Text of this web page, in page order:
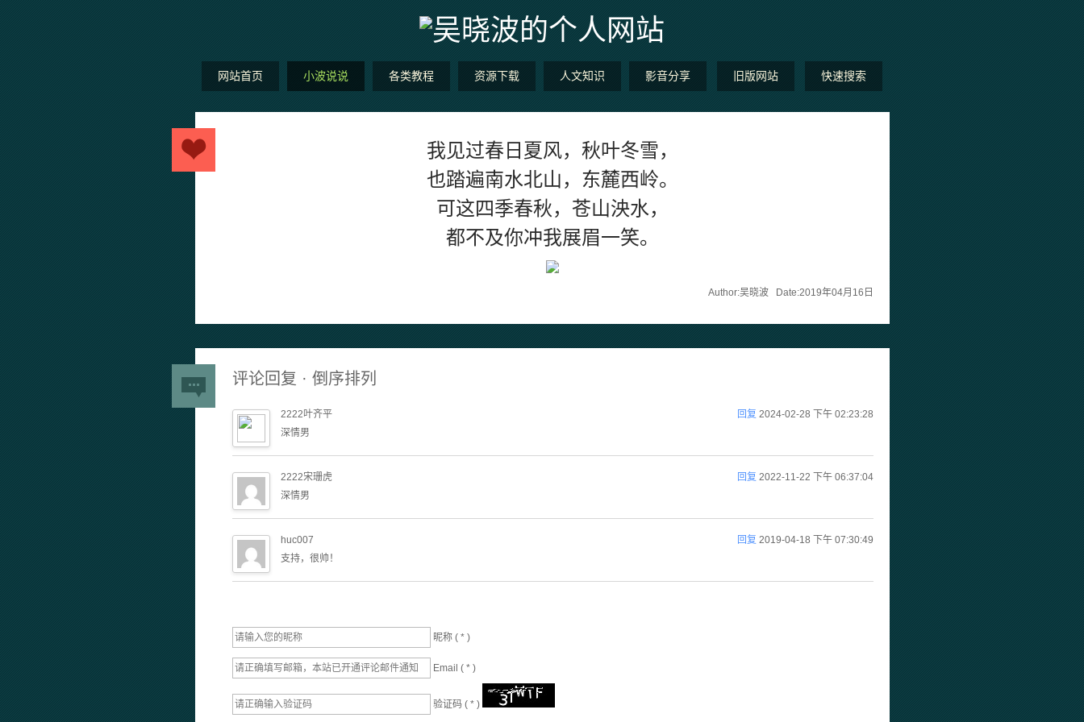
网站首页 小波说说 各类教程 资源下载 人文知识 影音分享 旧版网站 快速搜索
我见过春日夏风，秋叶冬雪，
也踏遍南水北山，东麓西岭。
可这四季春秋，苍山泱水，
都不及你冲我展眉一笑。
Author:吴晓波 Date:2019年04月16日
评论回复 · 倒序排列
回复 2024-02-28 下午 02:23:28
2222叶齐平
深情男
回复 2022-11-22 下午 06:37:04
2222宋珊虎
深情男
回复 2019-04-18 下午 07:30:49
huc007
支持，很帅！
昵称 ( * )
Email ( * )
验证码 ( * )